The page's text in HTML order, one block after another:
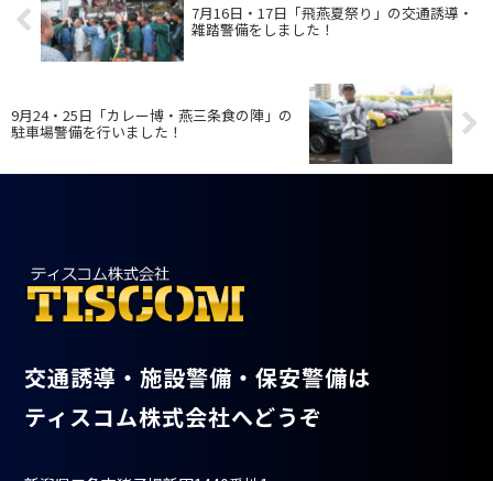
7月16日・17日「飛燕夏祭り」の交通誘導・
雑踏警備をしました！
9月24・25日「カレー博・燕三条食の陣」の
駐車場警備を行いました！
交通誘導・施設警備・保安警備は
ティスコム株式会社へどうぞ